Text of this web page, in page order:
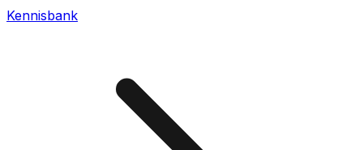
Kennisbank